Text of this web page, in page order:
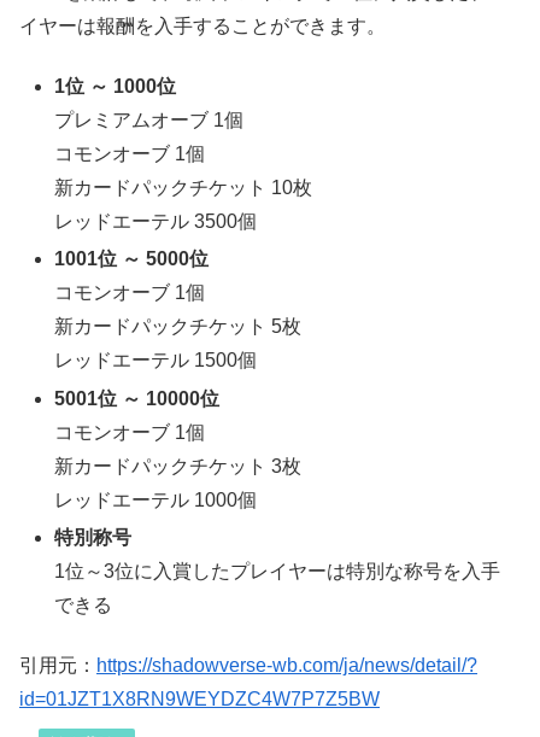
イヤーは報酬を入手することができます。
1位 ～ 1000位
プレミアムオーブ 1個
コモンオーブ 1個
新カードパックチケット 10枚
レッドエーテル 3500個
1001位 ～ 5000位
コモンオーブ 1個
新カードパックチケット 5枚
レッドエーテル 1500個
5001位 ～ 10000位
コモンオーブ 1個
新カードパックチケット 3枚
レッドエーテル 1000個
特別称号
1位～3位に入賞したプレイヤーは特別な称号を入手
できる
引用元： https://shadowverse-wb.com/ja/news/detail/?
id=01JZT1X8RN9WEYDZC4W7P7Z5BW